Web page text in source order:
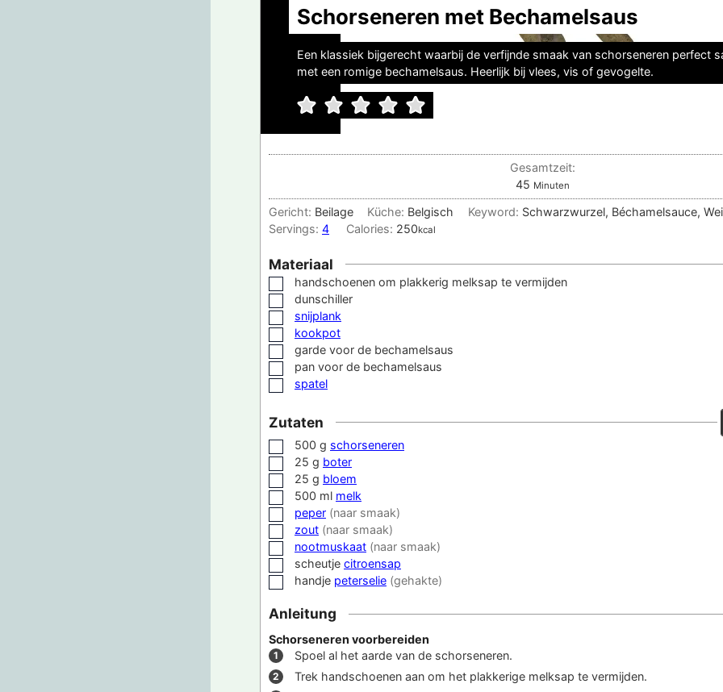
Schorseneren met Bechamelsaus
Een klassiek bijgerecht waarbij de verfijnde smaak van schorseneren perfect
met een romige bechamelsaus. Heerlijk bij vlees, vis of gevogelte.
Gesamtzeit:
45Minuten
Minuten
Gericht: Beilage Küche: Belgisch Keyword: Schwarzwurzel, Béchamelsauce,
Servings: 4 Calories: 250kcal
Materiaal
▢
handschoenen om plakkerig melksap te vermijden
▢
dunschiller
▢
snijplank
▢
kookpot
▢
garde voor de bechamelsaus
▢
pan voor de bechamelsaus
▢
spatel
Zutaten
▢
500 g schorseneren
▢
25 g boter
▢
25 g bloem
▢
500 ml melk
▢
peper (naar smaak)
▢zout (naar smaak)
▢
nootmuskaat (naar smaak)
▢
scheutje citroensap
▢
handje peterselie (gehakte)
Anleitung
Schorseneren voorbereiden
Spoel al het aarde van de schorseneren.
Trek handschoenen aan om het plakkerige melksap te vermijden.